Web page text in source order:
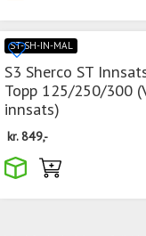
ST-SH-IN-MAL
S3 Sherco ST
Topp 125/250/300
innsats)
kr.849,-